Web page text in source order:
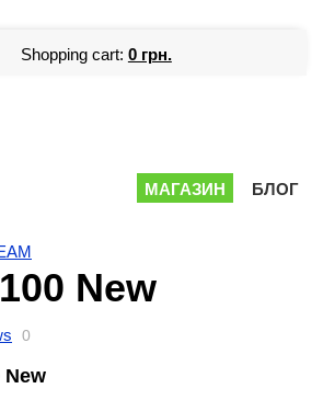
Shopping cart: 0 грн.
МАГАЗИН БЛОГ
New
0
New